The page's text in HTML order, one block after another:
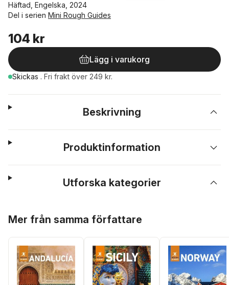
Häftad, Engelska, 2024
Del i serien Mini Rough Guides
104 kr
Lägg i varukorg
Skickas . Fri frakt över 249 kr.
Beskrivning
Produktinformation
Utforska kategorier
Mer från samma författare